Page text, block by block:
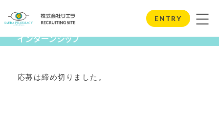
ENTRY
Internship
インターンシップ
応募は締め切りました。